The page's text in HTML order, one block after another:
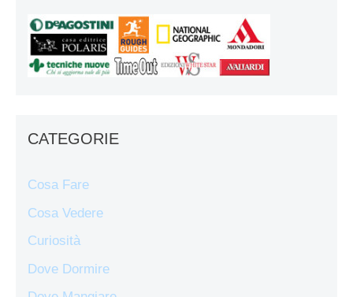
CATEGORIE
Cosa Fare
Cosa Vedere
Curiosità
Dove Dormire